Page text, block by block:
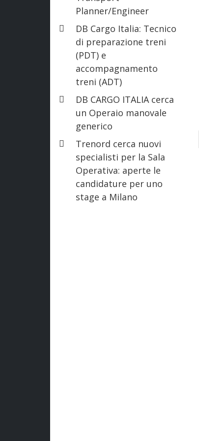
Planner/Engineer
DB Cargo Italia: Tecnico
di preparazione treni
(PDT) e
accompagnamento
treni (ADT)
DB CARGO ITALIA cerca
un Operaio manovale
generico
Trenord cerca nuovi
specialisti per la Sala
Operativa: aperte le
candidature per uno
stage a Milano